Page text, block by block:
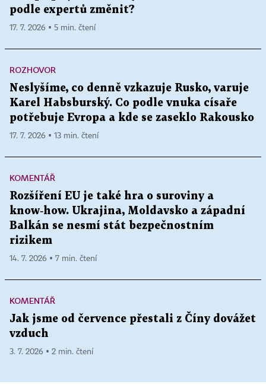
podle expertů změnit?
17. 7. 2026 ▪ 5 min. čtení
ROZHOVOR
Neslyšíme, co denně vzkazuje Rusko, varuje
Karel Habsburský. Co podle vnuka císaře
potřebuje Evropa a kde se zaseklo Rakousko
17. 7. 2026 ▪ 13 min. čtení
KOMENTÁŘ
Rozšíření EU je také hra o suroviny a
know‑how. Ukrajina, Moldavsko a západní
Balkán se nesmí stát bezpečnostním
rizikem
14. 7. 2026 ▪ 7 min. čtení
KOMENTÁŘ
Jak jsme od července přestali z Číny dovážet
vzduch
3. 7. 2026 ▪ 2 min. čtení